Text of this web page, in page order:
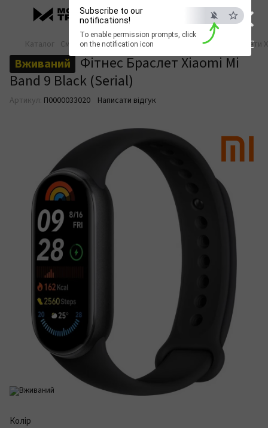
×
ESC
Subscribe to our
notifications!
To enable permission prompts, click
on the notification icon
Каталог Смарт-годинники Фітнес-браслети Фітнес-браслети
Вживаний
Фітнес Браслет Xiaomi Mi
Band 9 Black (Serial)
Артикул: П0000033020 Написати відгук
Колір